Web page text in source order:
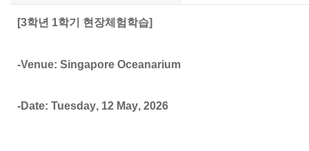
[3학년 1학기 현장체험학습]
-Venue: Singapore Oceanarium
-Date: Tuesday, 12 May, 2026